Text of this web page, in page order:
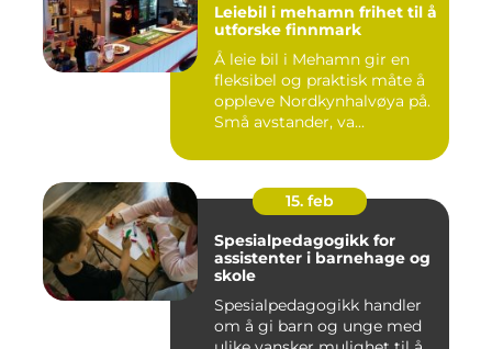
Leiebil i mehamn frihet til å
utforske finnmark
Å leie bil i Mehamn gir en
fleksibel og praktisk måte å
oppleve Nordkynhalvøya på.
Små avstander, va...
15. feb
Spesialpedagogikk for
assistenter i barnehage og
skole
Spesialpedagogikk handler
om å gi barn og unge med